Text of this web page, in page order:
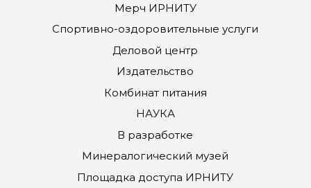
Мерч ИРНИТУ
Спортивно-оздоровительные услуги
Деловой центр
Издательство
Комбинат питания
НАУКА
В разработке
Минералогический музей
Площадка доступа ИРНИТУ